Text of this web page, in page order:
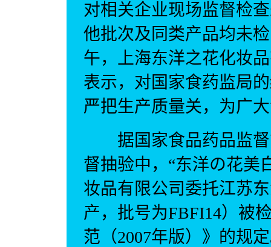
对相关企业现场监督检
他批次及同类产品均未
午，上海东洋之花化妆
表示，对国家食药监局
严把生产质量关，为广
据国家食品药品监督
督抽验中，“东洋の花美
妆品有限公司委托江苏
产，批号为FBFI14）被
范（2007年版）》的规